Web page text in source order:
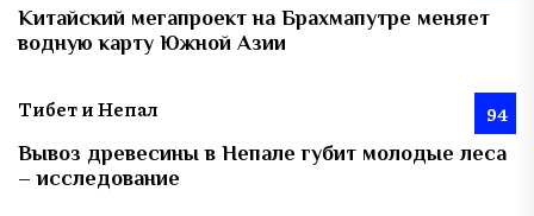
Китайский мегапроект на Брахмапутре меняет
водную карту Южной Азии
Тибет и Непал 94
Вывоз древесины в Непале губит молодые леса
– исследование